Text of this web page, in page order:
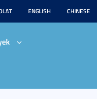
ENGLISH CHINESE